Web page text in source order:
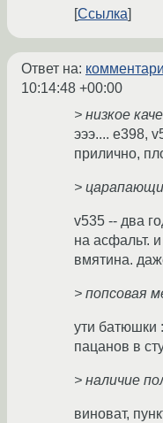
Ссылка
Ответ на:
10:14:48 +00:00
> низкое
эээ.... e398,
прилично,
>
v535 -- два
на асфальт.
вмятина.
> попсовая
ути батюшки
пацанов в
> наличие
виноват,